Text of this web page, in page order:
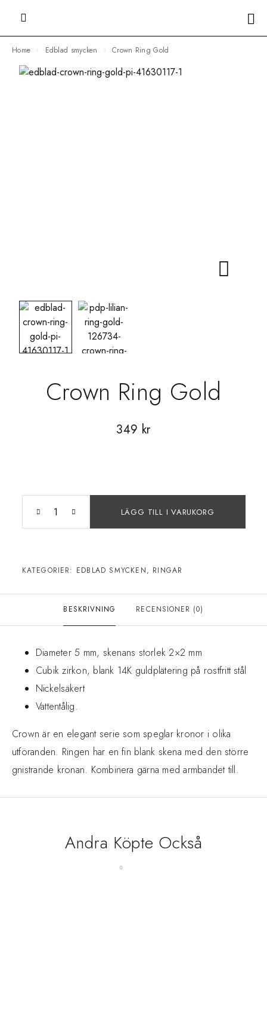
Home Edblad smycken Crown Ring Gold
Crown Ring Gold
349 kr
LÄGG TILL I VARUKORG
KATEGORIER: EDBLAD SMYCKEN, RINGAR
BESKRIVNING RECENSIONER (0)
Diameter 5 mm, skenans storlek 2×2 mm
Cubik zirkon, blank 14K guldplätering på rostfritt stål
Nickelsäkert
Vattentålig.
Crown är en elegant serie som speglar kronor i olika
utföranden. Ringen har en fin blank skena med den större
gnistrande kronan. Kombinera gärna med armbandet till.
Andra Köpte Också